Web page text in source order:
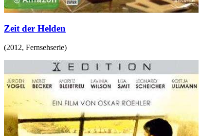
Zeit der Helden
(2012, Fernsehserie)